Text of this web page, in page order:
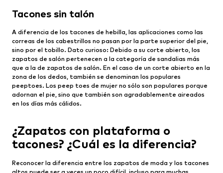
Tacones sin talón
A diferencia de los tacones de hebilla, las aplicaciones como las
correas de los cabestrillos no pasan por la parte superior del pie,
sino por el tobillo. Dato curioso: Debido a su corte abierto, los
zapatos de salón pertenecen a la categoría de sandalias más
que a la de zapatos de salón. En el caso de un corte abierto en la
zona de los dedos, también se denominan los populares
peeptoes. Los peep toes de mujer no sólo son populares porque
adornan el pie, sino que también son agradablemente aireados
en los días más cálidos.
¿Zapatos con plataforma o
tacones? ¿Cuál es la diferencia?
Reconocer la diferencia entre los zapatos de moda y los tacones